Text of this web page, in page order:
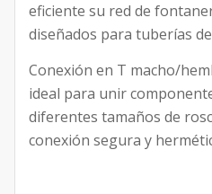
eficiente su red de
diseñados para tuberías
Conexión en T macho/
ideal para unir
diferentes tamaños de
conexión segura y